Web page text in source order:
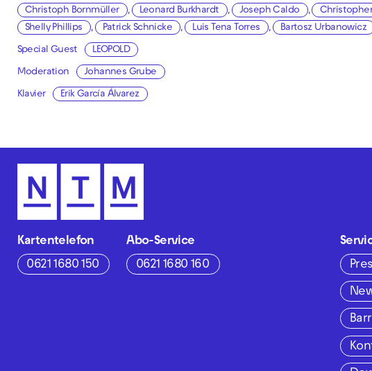
Christoph Bornmüller , Leonard Burkhardt , Joseph Caldo ,
Shelly Phillips
, Patrick Schnicke , Luis Tena Torres , Bartosz Urbanowicz
Special Guest LEOPOLD
Moderation Johannes Grube
Klavier Erik García Álvarez
Kartentelefon
0621 1680 150
Abo-Service
0621 1680 160